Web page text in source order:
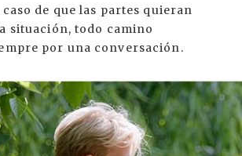
caso de que las partes quieran
situación, todo camino
por una conversación.